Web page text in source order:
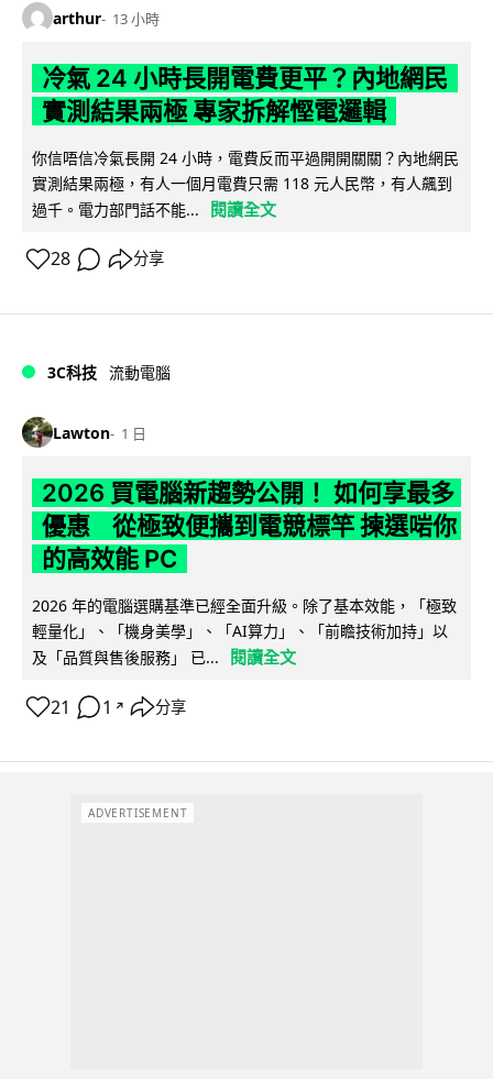
arthur 13 小時
冷氣 24 小時長開電費更平？內地網民
實測結果兩極 專家拆解慳電邏輯
你信唔信冷氣長開 24 小時，電費反而平過開開關關？內地網民
實測結果兩極，有人一個月電費只需 118 元人民幣，有人飆到
過千。電力部門話不能...
閱讀全文
28 分享
3C科技 流動電腦
Lawton 1 日
2026 買電腦新趨勢公開！ 如何享最多
優惠 從極致便攜到電競標竿 揀選啱你
的高效能 PC
2026 年的電腦選購基準已經全面升級。除了基本效能，「極致
輕量化」、「機身美學」、「AI算力」、「前瞻技術加持」以
及「品質與售後服務」 已...
閱讀全文
21 1 ↗ 分享
ADVERTISEMENT